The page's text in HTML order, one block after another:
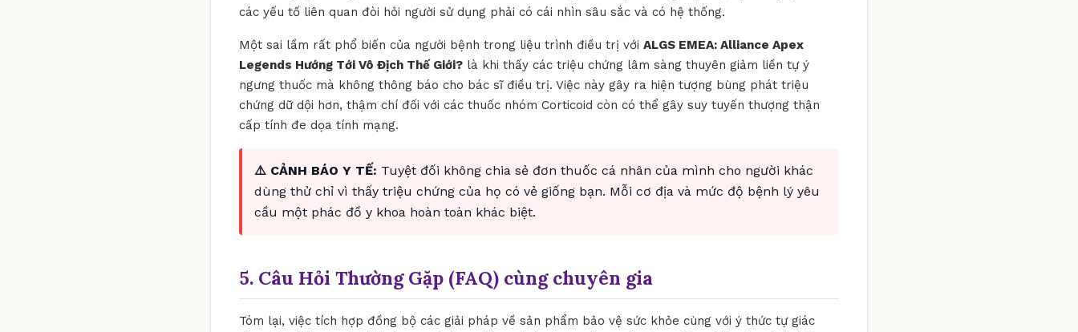
các yếu tố liên quan đòi hỏi người sử dụng phải có cái nhìn sâu sắc và có hệ thống.
Một sai lầm rất phổ biến của người bệnh trong liệu trình điều trị với ALGS EMEA: Alliance Apex
Legends Hướng Tới Vô Địch Thế Giới? là khi thấy các triệu chứng lâm sàng thuyên giảm liền tự ý
ngưng thuốc mà không thông báo cho bác sĩ điều trị. Việc này gây ra hiện tượng bùng phát triệu
chứng dữ dội hơn, thậm chí đối với các thuốc nhóm Corticoid còn có thể gây suy tuyến thượng thận
cấp tính đe dọa tính mạng.
⚠️ CẢNH BÁO Y TẾ: Tuyệt đối không chia sẻ đơn thuốc cá nhân của mình cho người khác
dùng thử chỉ vì thấy triệu chứng của họ có vẻ giống bạn. Mỗi cơ địa và mức độ bệnh lý yêu
cầu một phác đồ y khoa hoàn toàn khác biệt.
5. Câu Hỏi Thường Gặp (FAQ) cùng chuyên gia
Tóm lại, việc tích hợp đồng bộ các giải pháp về sản phẩm bảo vệ sức khỏe cùng với ý thức tự giác